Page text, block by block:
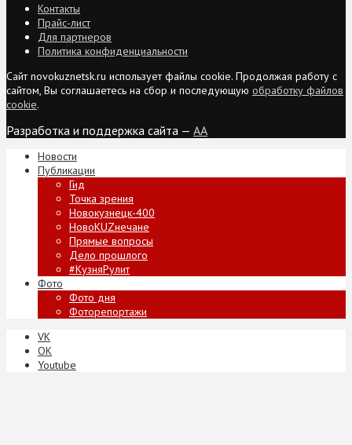
Контакты
Прайс-лист
Для партнеров
Политика конфиденциальности
Сайт novokuznetsk.ru использует файлы cookie. Продолжая работу с
сайтом, Вы соглашаетесь на сбор и последующую обработку файлов
cookie.
Разработка и поддержка сайта — AA
Новости
Публикации
Гид
Точка зрения
Новокузнецк-400
НовоKUZнечане
Прямые вопросы
Дело прошлого
#КузняРулит
Фото
Фото дня
Фоторепортажи
VK
ОК
Youtube